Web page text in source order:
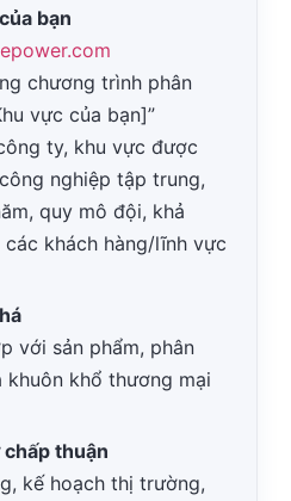
bạn
chương trình phân
vực của bạn]”
ty, khu vực được
nghiệp tập trung,
quy mô đội, khả
khách hàng/lĩnh vực
với sản phẩm, phân
khuôn khổ thương mại
chấp thuận
kế hoạch thị trường,